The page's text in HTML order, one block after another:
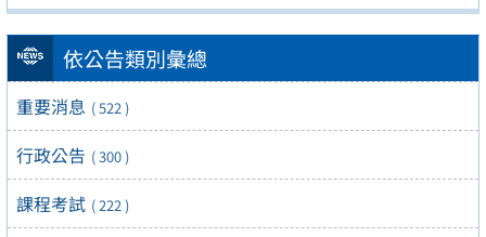
依公告類別彙總
重要消息 ( 522 )
行政公告 ( 300 )
課程考試 ( 222 )